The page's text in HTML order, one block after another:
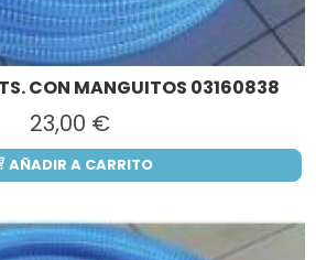
CON MANGUITOS 03160838
23,00 €
AÑADIR A CARRITO